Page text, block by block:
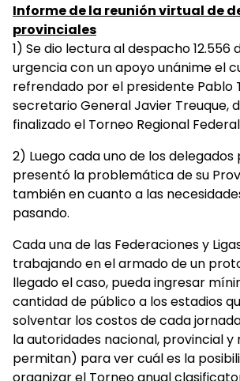
Informe de la reunión virtual de
provinciales
1) Se dio lectura al despacho 12.556
urgencia con un apoyo unánime el
refrendado por el presidente Pablo
secretario General Javier Treuque,
finalizado el Torneo Regional
2) Luego cada uno de los
presentó la problemática de su
también en cuanto a las
pasando.
Cada una de las Federaciones y
trabajando en el armado de un
llegado el caso, pueda ingresar
cantidad de público a los estadios
solventar los costos de cada
la autoridades nacional, provincial y
permitan) para ver cuál es la
organizar el Torneo anual